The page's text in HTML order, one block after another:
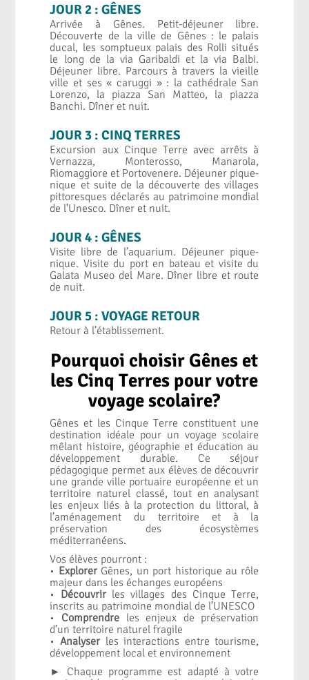
JOUR 2 : GÊNES
Arrivée à Gênes. Petit-déjeuner libre.
Découverte de la ville de Gênes : le palais
ducal, les somptueux palais des Rolli situés
le long de la via Garibaldi et la via Balbi.
Déjeuner libre. Parcours à travers la vieille
ville et ses « caruggi » : la cathédrale San
Lorenzo, la piazza San Matteo, la piazza
Banchi. Dîner et nuit.
JOUR 3 : CINQ TERRES
Excursion aux Cinque Terre avec arrêts à
Vernazza, Monterosso, Manarola,
Riomaggiore et Portovenere. Déjeuner pique-
nique et suite de la découverte des villages
pittoresques déclarés au patrimoine mondial
de l’Unesco. Dîner et nuit.
JOUR 4 : GÊNES
Visite libre de l’aquarium. Déjeuner pique-
nique. Visite du port en bateau et visite du
Galata Museo del Mare. Dîner libre et route
de nuit.
JOUR 5 : VOYAGE RETOUR
Retour à l’établissement.
Pourquoi choisir Gênes et
les Cinq Terres pour votre
voyage scolaire?
Gênes et les Cinque Terre constituent une
destination idéale pour un voyage scolaire
mêlant histoire, géographie et éducation au
développement durable. Ce séjour
pédagogique permet aux élèves de découvrir
une grande ville portuaire européenne et un
territoire naturel classé, tout en analysant
les enjeux liés à la protection du littoral, à
l’aménagement du territoire et à la
préservation des écosystèmes
méditerranéens.
Vos élèves pourront :
• Explorer Gênes, un port historique au rôle
majeur dans les échanges européens
• Découvrir les villages des Cinque Terre,
inscrits au patrimoine mondial de l’UNESCO
• Comprendre les enjeux de préservation
d’un territoire naturel fragile
•Analyser les interactions entre tourisme,
développement local et environnement
► Chaque programme est adapté à votre